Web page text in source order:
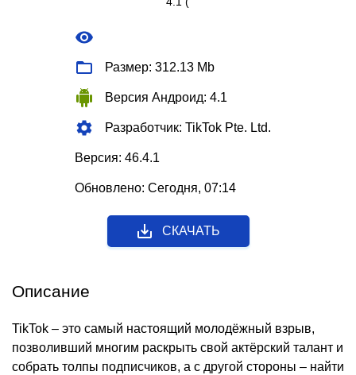
Размер: 312.13 Mb
Версия Андроид: 4.1
Разработчик: TikTok Pte. Ltd.
Версия: 46.4.1
Обновлено: Сегодня, 07:14
СКАЧАТЬ
Описание
TikTok – это самый настоящий молодёжный взрыв,
позволивший многим раскрыть свой актёрский талант и
собрать толпы подписчиков, а с другой стороны – найти